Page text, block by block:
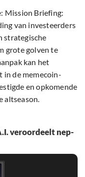
Mission Briefing:
van investeerders
strategische
grote golven te
kan het
in de memecoin-
en opkomende
altseason.
veroordeelt nep-